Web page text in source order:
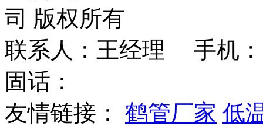
司 版权所有
联系人：王经理 手机：
固话：
友情链接： 鹤管厂家 低